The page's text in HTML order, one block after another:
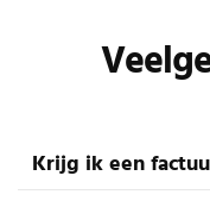
Krijg ik een